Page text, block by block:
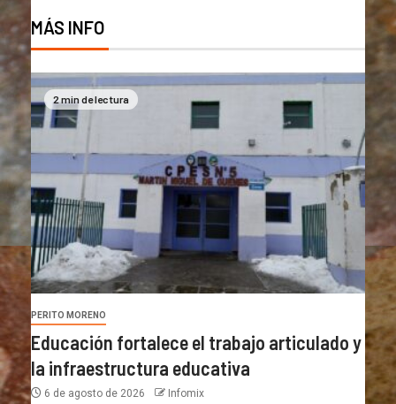
MÁS INFO
2 min de lectura
PERITO MORENO
Educación fortalece el trabajo articulado y
la infraestructura educativa
6 de agosto de 2026 Infomix